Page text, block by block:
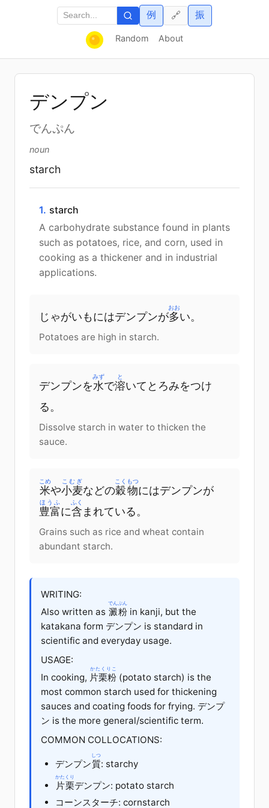
Random About
例 振
🔗
デンプン
でんぷん
noun
starch
1. starch
A carbohydrate substance found in plants
such as potatoes, rice, and corn, used in
cooking as a thickener and in industrial
applications.
じゃがいもにはデンプンが多
おお
い。
Potatoes are high in starch.
デンプンを水
みず
で溶
と
いてとろみをつけ
る。
Dissolve starch in water to thicken the
sauce.
米
こめ
や小麦
こむぎ
などの穀物
こくもつ
にはデンプンが
豊富
ほうふ
に含
ふく
まれている。
Grains such as rice and wheat contain
abundant starch.
WRITING:
Also written as 澱粉
でんぷん
in kanji, but the
katakana form デンプン is standard in
scientific and everyday usage.
USAGE:
In cooking, 片栗粉
かたくりこ
(potato starch) is the
most common starch used for thickening
sauces and coating foods for frying. デンプ
ン is the more general/scientific term.
COMMON COLLOCATIONS:
デンプン質
しつ
: starchy
片栗
かたくり
デンプン: potato starch
コーンスターチ: cornstarch